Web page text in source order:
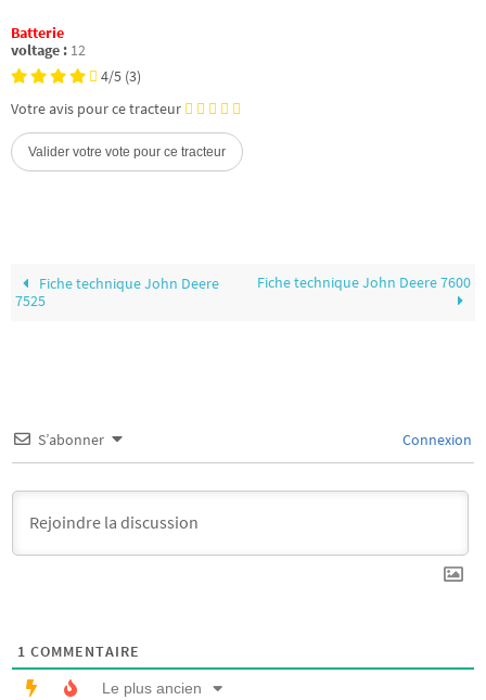
Batterie
voltage : 12
4/5 (3)
Votre avis pour ce tracteur
Fiche technique John Deere
7525
Fiche technique John Deere 7600
S’abonner Connexion
1 COMMENTAIRE
Le plus ancien